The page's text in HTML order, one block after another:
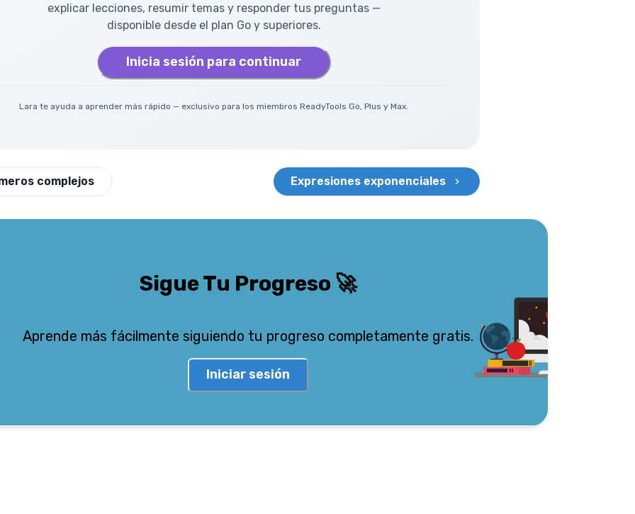
explicar lecciones, resumir temas y responder tus preguntas —
disponible desde el plan Go y superiores.
Inicia sesión para continuar
Lara te ayuda a aprender más rápido — exclusivo para los miembros ReadyTools Go, Plus y Max.
complejos Expresiones exponenciales
Sigue Tu Progreso 🚀
Aprende más fácilmente siguiendo tu progreso completamente gratis.
Iniciar sesión